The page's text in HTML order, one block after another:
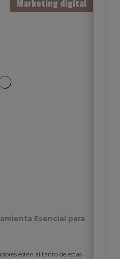
Marketing digital
Esencial para
estén al tanto de estas